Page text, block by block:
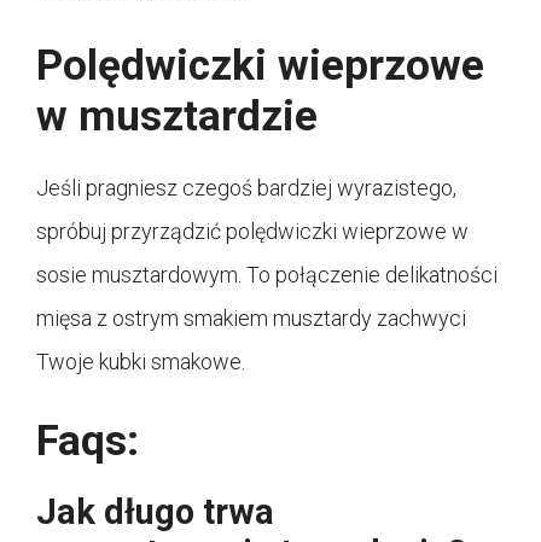
Polędwiczki wieprzowe
w musztardzie
Jeśli pragniesz czegoś bardziej wyrazistego,
spróbuj przyrządzić polędwiczki wieprzowe w
sosie musztardowym. To połączenie delikatności
mięsa z ostrym smakiem musztardy zachwyci
Twoje kubki smakowe.
Faqs:
Jak długo trwa